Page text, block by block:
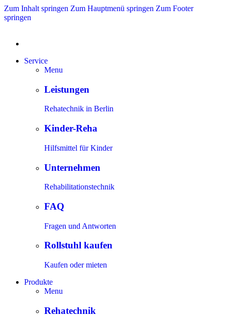
Zum Inhalt springen Zum Hauptmenü springen Zum Footer
springen
Service
Menu
Leistungen
Rehatechnik in Berlin
Kinder-Reha
Hilfsmittel für Kinder
Unternehmen
Rehabilitationstechnik
FAQ
Fragen und Antworten
Rollstuhl kaufen
Kaufen oder mieten
Produkte
Menu
Rehatechnik